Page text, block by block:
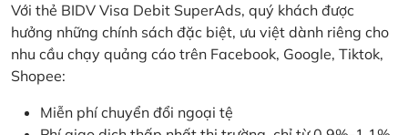
Với thẻ BIDV Visa Debit SuperAds, quý khách được
hưởng những chính sách đặc biệt, ưu việt dành riêng cho
nhu cầu chạy quảng cáo trên Facebook, Google, Tiktok,
Shopee:
Miễn phí chuyển đổi ngoại tệ